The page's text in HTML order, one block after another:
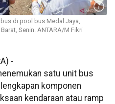
di pool bus Medal Jaya,
Senin. ANTARA/M Fikri
-
satu unit bus
komponen
kendaraan atau ramp